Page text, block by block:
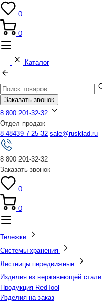
0
0
Каталог
Заказать звонок
8 800 201-32-32
Отдел продаж
8 48439 7-25-32 sale@rusklad.ru
8 800 201-32-32
Заказать звонок
0
0
Тележки
Системы хранения
Лестницы передвижные
Изделия из нержавеющей стали
Продукция RedTool
Изделия на заказ